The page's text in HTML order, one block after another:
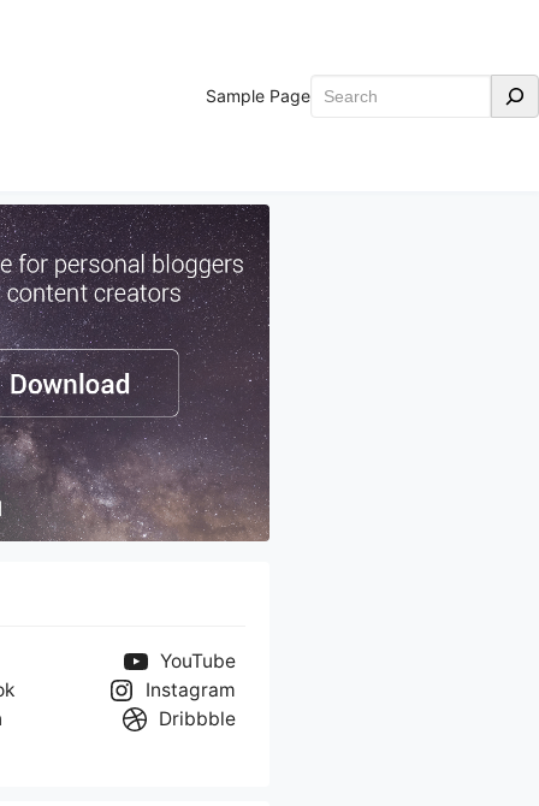
Sample Page Search
YouTube
Instagram
Dribbble